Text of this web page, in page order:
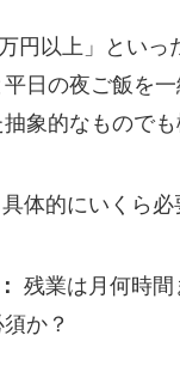
円以上」といっ
日の夜ご飯を
象的なものでも
具体的にいくら必
残業は月何時間
か？